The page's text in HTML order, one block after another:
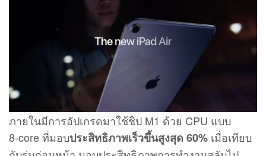
ภายในมีการอัปเกรดมาใช้ชิป M1 ด้วย CPU แบบ
8‑core ที่มอบประสิทธิภาพเร็วขึ้นสูงสุด 60% เมื่อเทียบ